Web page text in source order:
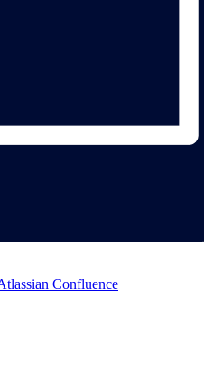
Confluence